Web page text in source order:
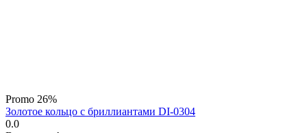
Promo 26%
Золотое кольцо с бриллиантами DI-0304
0.0